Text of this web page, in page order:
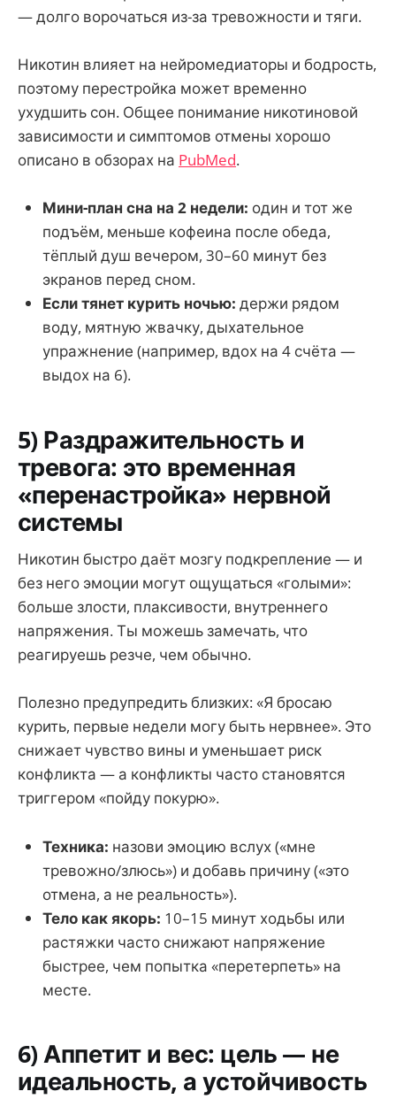
— долго ворочаться из-за тревожности и тяги.
Никотин влияет на нейромедиаторы и бодрость,
поэтому перестройка может временно
ухудшить сон. Общее понимание никотиновой
зависимости и симптомов отмены хорошо
описано в обзорах на PubMed.
Мини-план сна на 2 недели: один и тот же
подъём, меньше кофеина после обеда,
тёплый душ вечером, 30–60 минут без
экранов перед сном.
Если тянет курить ночью: держи рядом
воду, мятную жвачку, дыхательное
упражнение (например, вдох на 4 счёта —
выдох на 6).
5) Раздражительность и
тревога: это временная
«перенастройка» нервной
системы
Никотин быстро даёт мозгу подкрепление — и
без него эмоции могут ощущаться «голыми»:
больше злости, плаксивости, внутреннего
напряжения. Ты можешь замечать, что
реагируешь резче, чем обычно.
Полезно предупредить близких: «Я бросаю
курить, первые недели могу быть нервнее». Это
снижает чувство вины и уменьшает риск
конфликта — а конфликты часто становятся
триггером «пойду покурю».
Техника: назови эмоцию вслух («мне
тревожно/злюсь») и добавь причину («это
отмена, а не реальность»).
Тело как якорь: 10–15 минут ходьбы или
растяжки часто снижают напряжение
быстрее, чем попытка «перетерпеть» на
месте.
6) Аппетит и вес: цель — не
идеальность, а устойчивость